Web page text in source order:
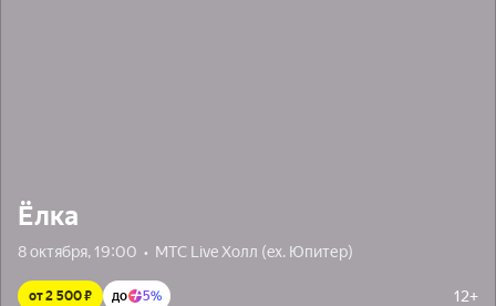
Ёлка
8 октября, 19:00  •  МТС Live Холл (ex. Юпитер)
от 2 500 ₽ до 5% 12+